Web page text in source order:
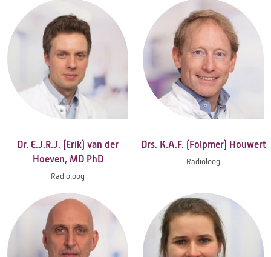
Dr. E.J.R.J. (Erik) van der
Hoeven, MD PhD
Radioloog
Drs. K.A.F. (Folpmer) Houwert
Radioloog